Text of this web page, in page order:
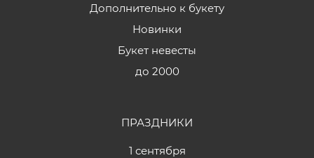
Дополнительно к букету
Новинки
Букет невесты
до 2000
ПРАЗДНИКИ
1 сентября